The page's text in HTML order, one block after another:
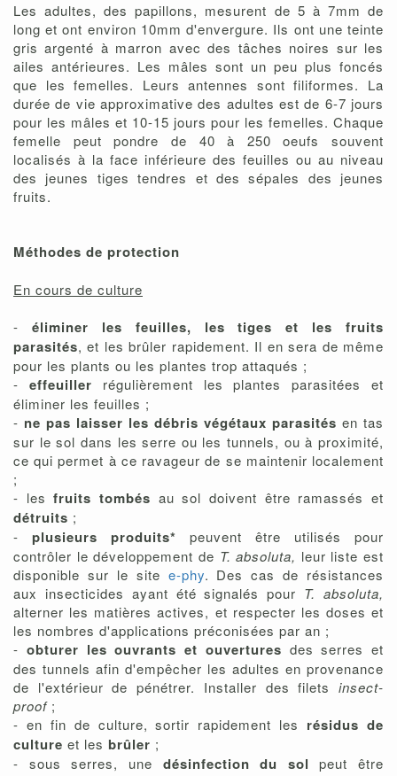
Les adultes, des papillons, mesurent de 5 à 7mm de
long et ont environ 10mm d'envergure. Ils ont une teinte
gris argenté à marron avec des tâches noires sur les
ailes antérieures. Les mâles sont un peu plus foncés
que les femelles. Leurs antennes sont filiformes. La
durée de vie approximative des adultes est de 6-7 jours
pour les mâles et 10-15 jours pour les femelles. Chaque
femelle peut pondre de 40 à 250 oeufs souvent
localisés à la face inférieure des feuilles ou au niveau
des jeunes tiges tendres et des sépales des jeunes
fruits.
Méthodes de protection
En cours de culture
- éliminer les feuilles, les tiges et les fruits
parasités, et les brûler rapidement. Il en sera de même
pour les plants ou les plantes trop attaqués ;
- effeuiller régulièrement les plantes parasitées et
éliminer les feuilles ;
- ne pas laisser les débris végétaux parasités en tas
sur le sol dans les serre ou les tunnels, ou à proximité,
ce qui permet à ce ravageur de se maintenir localement
;
- lesfruits tombés au sol doivent être ramassés et
détruits ;
- plusieurs produits* peuvent être utilisés pour
contrôler le développement de T. absoluta, leur liste est
disponible sur le site e-phy. Des cas de résistances
aux insecticides ayant été signalés pour T. absoluta,
alterner les matières actives, et respecter les doses et
les nombres d'applications préconisées par an ;
- obturer les ouvrants et ouvertures des serres et
des tunnels afin d'empêcher les adultes en provenance
de l'extérieur de pénétrer. Installer des filets insect-
proof ;
- en fin de culture, sortir rapidement les résidus de
culture et les brûler ;
- sous serres, une désinfection du sol peut être